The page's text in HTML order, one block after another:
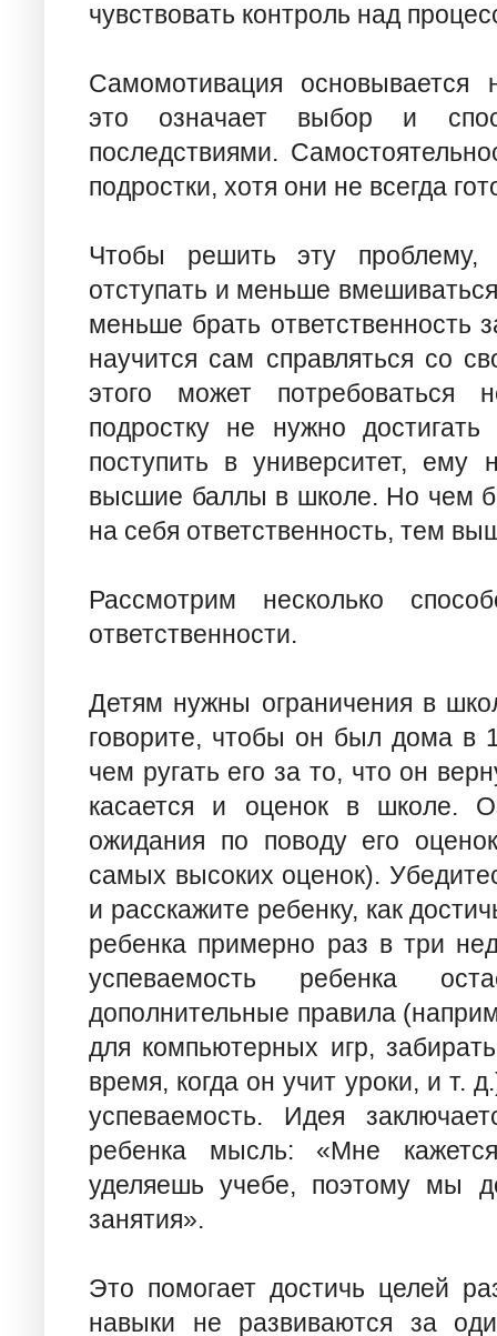
чувствовать контроль над
Самомотивация основывается
это означает выбор и
последствиями.
подростки, хотя они не всегда
Чтобы решить эту проблему,
отступать и меньше
меньше брать ответственность
научится сам справляться со
этого может
подростку не нужно
поступить в университет, ему
высшие баллы в школе. Но чем
на себя ответственность, тем
Рассмотрим несколько
ответственности.
Детям нужны ограничения в
говорите, чтобы он был дома в
чем ругать его за то, что он
касается и оценок в школе.
ожидания по поводу его
самых высоких оценок).
и расскажите ребенку, как
ребенка примерно раз в три
успеваемость ребенка
дополнительные правила
для компьютерных игр,
время, когда он учит уроки, и т.
успеваемость. Идея
ребенка мысль: «Мне
уделяешь учебе, поэтому мы
занятия».
Это помогает достичь целей
навыки не развиваются за